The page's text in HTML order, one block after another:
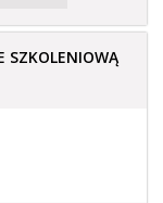
SZKOLENIOWĄ